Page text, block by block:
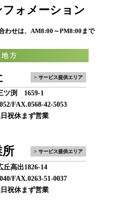
フォメーション
わせは、AM8:00～PM8:00まで
> サービス提供エリア
ツ渕 1659-1
/FAX.0568-42-5053
祝休まず営業
所 > サービス提供エリア
丘高出1826-14
/FAX.0263-51-0037
祝休まず営業